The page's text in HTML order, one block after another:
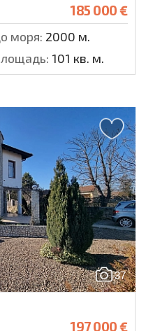
185 000 €
моря: 2000 м.
101 кв. м.
37
197 000 €